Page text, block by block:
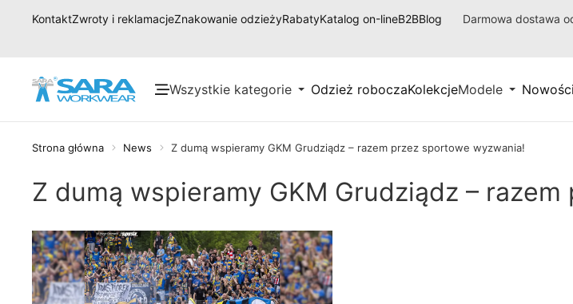
KontaktZwroty i reklamacjeZnakowanie odzieżyRabatyKatalog on-lineB2BBlog Darmowa dostawa
Wszystkie kategorie Odzież roboczaKolekcjeModele Nowości
Strona główna News Z dumą wspieramy GKM Grudziądz – razem przez sportowe wyzwania!
Z dumą wspieramy GKM Grudziądz –